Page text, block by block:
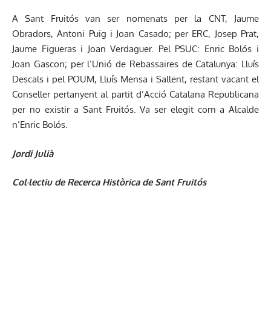
A Sant Fruitós van ser nomenats per la CNT, Jaume
Obradors, Antoni Puig i Joan Casado; per ERC, Josep Prat,
Jaume Figueras i Joan Verdaguer. Pel PSUC: Enric Bolós i
Joan Gascon; per l’Unió de Rebassaires de Catalunya: Lluís
Descals i pel POUM, Lluís Mensa i Sallent, restant vacant el
Conseller pertanyent al partit d’Acció Catalana Republicana
per no existir a Sant Fruitós. Va ser elegit com a Alcalde
n’Enric Bolós.
Jordi Julià
Col·lectiu de Recerca Històrica de Sant Fruitós